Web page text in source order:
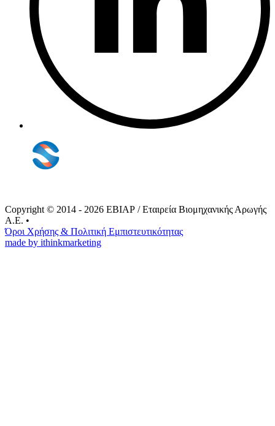
Copyright © 2014 - 2026 ΕΒΙΑΡ / Εταιρεία Βιομηχανικής Αρωγής
Α.Ε. •
Όροι Xρήσης & Πολιτική Eμπιστευτικότητας
made by ithinkmarketing